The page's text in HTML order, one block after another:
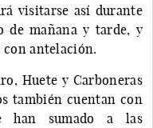
visitarse así durante
de mañana y tarde, y
con antelación.
Huete y Carboneras
también cuentan con
han sumado a las